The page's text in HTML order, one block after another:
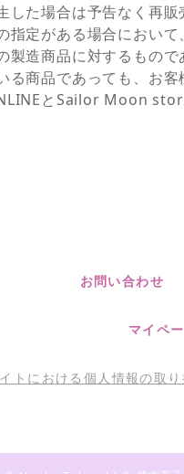
た場合は予告なく再販
定がある場合におい
造商品に対するもの
商品であっても、お
とSailor Moon store
お問い合わせ
マイペ
トにおける個人情報の取